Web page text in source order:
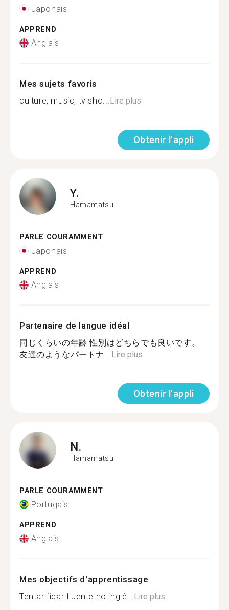
Japonais
APPREND
Anglais
Mes sujets favoris
culture, music, tv sho...Lire plus
Obtenir l'appli
Y.
Hamamatsu
PARLE COURAMMENT
Japonais
APPREND
Anglais
Partenaire de langue idéal
同じくらいの年齢 性別はどちらでも良いです。
友達のようなパートナ...Lire plus
Obtenir l'appli
N.
Hamamatsu
PARLE COURAMMENT
Portugais
APPREND
Anglais
Mes objectifs d'apprentissage
Tentar ficar fluente no inglê...Lire plus